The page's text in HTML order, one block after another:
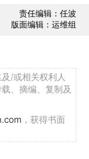
责任编辑：任波
版面编辑：运维组
/或相关权利人
、摘编、复制及
，获得书面